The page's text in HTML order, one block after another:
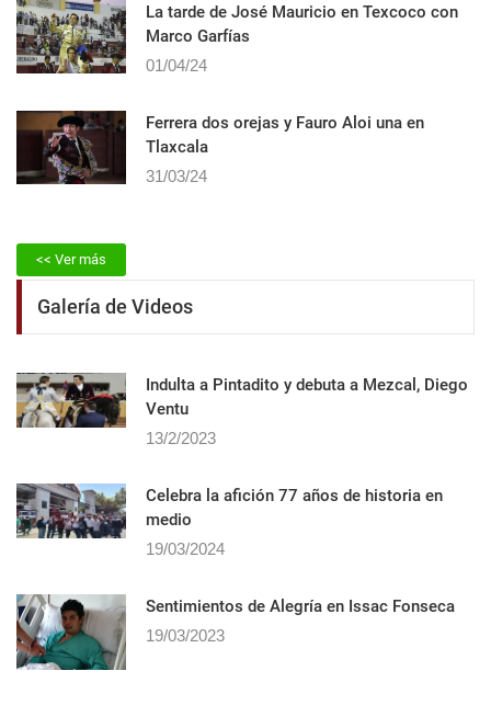
La tarde de José Mauricio en Texcoco con
Marco Garfías
01/04/24
Ferrera dos orejas y Fauro Aloi una en
Tlaxcala
31/03/24
<< Ver más
Galería de Videos
Indulta a Pintadito y debuta a Mezcal, Diego
Ventu
13/2/2023
Celebra la afición 77 años de historia en
medio
19/03/2024
Sentimientos de Alegrí­a en Issac Fonseca
19/03/2023